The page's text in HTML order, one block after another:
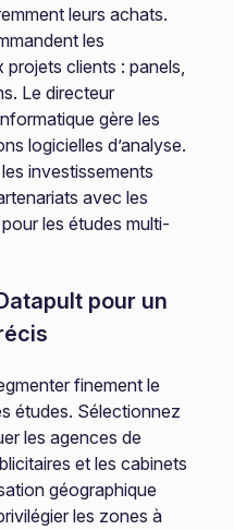
leurs achats.
les
clients : panels,
Le directeur
gère les
logicielles d’analyse.
investissements
avec les
les études multi-
pour un
finement le
études. Sélectionnez
les agences de
et les cabinets
géographique
les zones à